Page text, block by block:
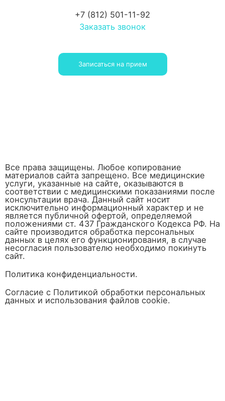
+7 (812) 501-11-92
Заказать звонок
Записаться на прием
Все права защищены. Любое копирование
материалов сайта запрещено. Все медицинские
услуги, указанные на сайте, оказываются в
соответствии с медицинскими показаниями после
консультации врача. Данный сайт носит
исключительно информационный характер и не
является публичной офертой, определяемой
положениями ст. 437 Гражданского Кодекса РФ. На
сайте производится обработка персональных
данных в целях его функционирования, в случае
несогласия пользователю необходимо покинуть
сайт.
Политика конфиденциальности.
Согласие с Политикой обработки персональных
данных и использования файлов cookie.